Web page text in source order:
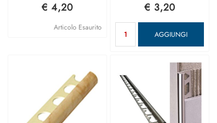
€ 4,20
Articolo Esaurito
€ 3,20
AGGIUNGI